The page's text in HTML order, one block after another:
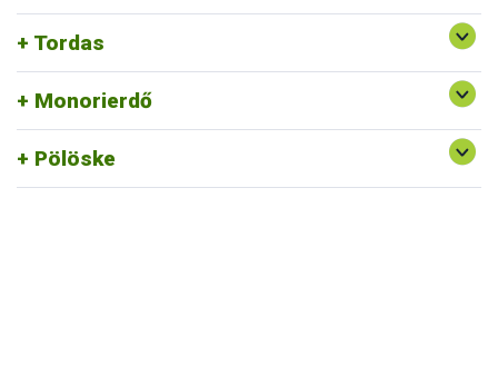
Tordas
Monorierdő
Pölöske